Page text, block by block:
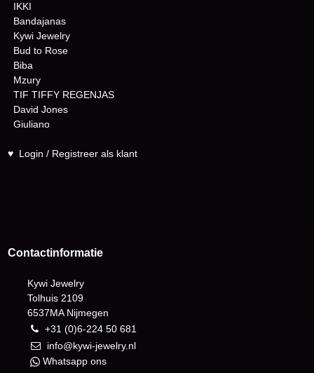
IKKI
Bandajanas
Kywi Jewelry
Bud to Rose
Biba
Mzury
TIF TIFFY REGENJAS
David Jones
Giuliano
♥ Login / Registreer als klant
Contactinformatie
Kywi Jewelry
Tolhuis 2109
6537MA Nijmegen
+31 (0)6-224 50 681
info@kywi-jewelry.nl
Whatsapp ons